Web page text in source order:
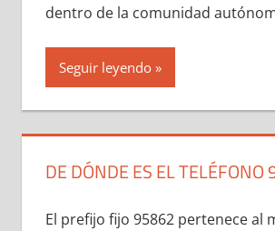
dentro dе la comunidad
Seguir leyendo
DE DÓNDE ES EL
El prefijo fijo 95862 pertenece al